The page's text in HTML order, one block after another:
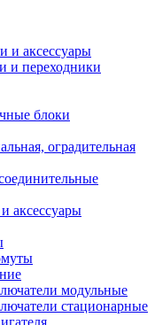
и аксессуары
и переходники
блоки
оградительная
аксессуары
модульные
стационарные